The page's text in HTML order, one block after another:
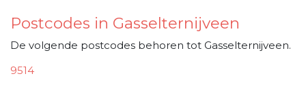
Postcodes in Gasselternijveen
De volgende postcodes behoren tot Gasselternijveen.
9514